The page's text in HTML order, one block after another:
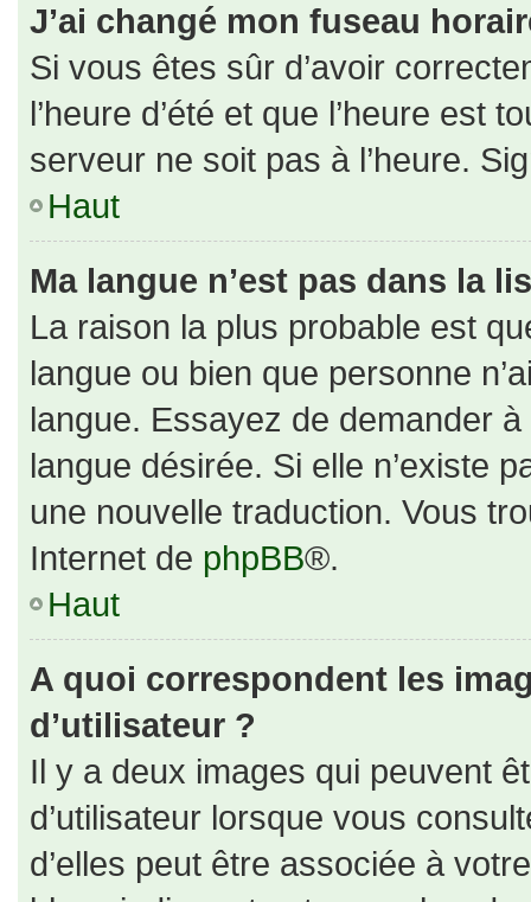
J’ai changé mon fuseau
Si vous êtes sûr d’avoir
l’heure d’été et que l’heure est
serveur ne soit pas à l’heure.
Haut
Ma langue n’est pas dans la
La raison la plus probable est
langue ou bien que personne
langue. Essayez de demander
langue désirée. Si elle n’existe
une nouvelle traduction. Vous
Internet de phpBB®.
Haut
A quoi correspondent les
d’utilisateur ?
Il y a deux images qui peuvent
d’utilisateur lorsque vous
d’elles peut être associée à